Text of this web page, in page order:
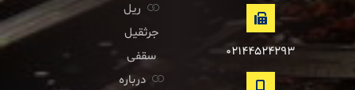
۰۲۱۴۴۵۲۴۲۹۳
ریل
جرثقیل
سقفی
درباره